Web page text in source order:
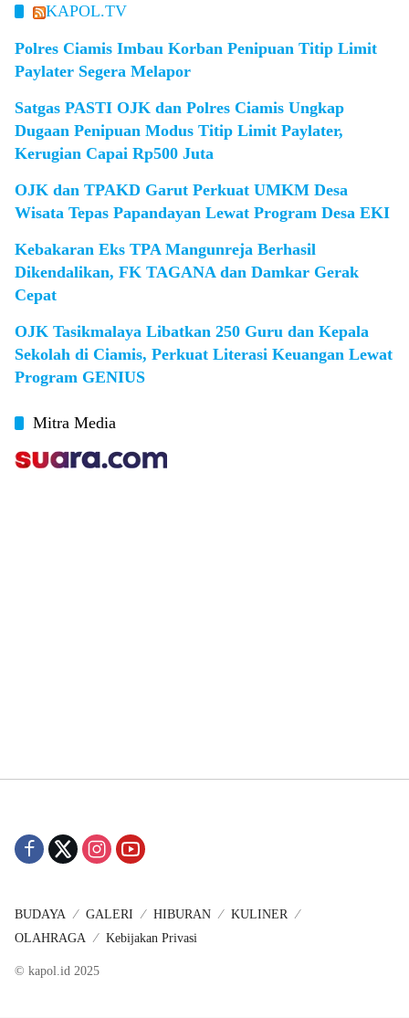
KAPOL.TV
Polres Ciamis Imbau Korban Penipuan Titip Limit
Paylater Segera Melapor
Satgas PASTI OJK dan Polres Ciamis Ungkap
Dugaan Penipuan Modus Titip Limit Paylater,
Kerugian Capai Rp500 Juta
OJK dan TPAKD Garut Perkuat UMKM Desa
Wisata Tepas Papandayan Lewat Program Desa EKI
Kebakaran Eks TPA Mangunreja Berhasil
Dikendalikan, FK TAGANA dan Damkar Gerak
Cepat
OJK Tasikmalaya Libatkan 250 Guru dan Kepala
Sekolah di Ciamis, Perkuat Literasi Keuangan Lewat
Program GENIUS
Mitra Media
BUDAYA GALERI HIBURAN
KULINER
OLAHRAGA
Kebijakan Privasi
© kapol.id 2025